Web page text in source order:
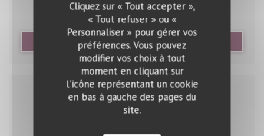
Cliquez sur « Tout accepter »,
« Tout refuser » ou «
Personnaliser » pour gérer vos
préférences. Vous pouvez
modifier vos choix à tout
moment en cliquant sur
l'icône représentant un cookie
en bas à gauche des pages du
site.
LIRE L'ARTICLE((OUVRE UNE NOUVELLE